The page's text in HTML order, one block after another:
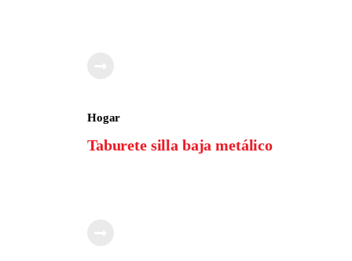
Hogar
Taburete silla baja metálico